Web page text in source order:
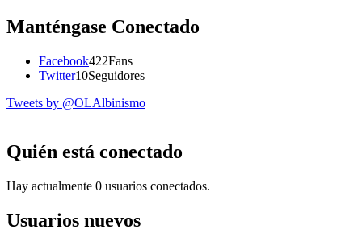
Manténgase Conectado
Facebook422Fans
Twitter10Seguidores
Tweets by @OLAlbinismo
Quién está conectado
Hay actualmente 0 usuarios conectados.
Usuarios nuevos